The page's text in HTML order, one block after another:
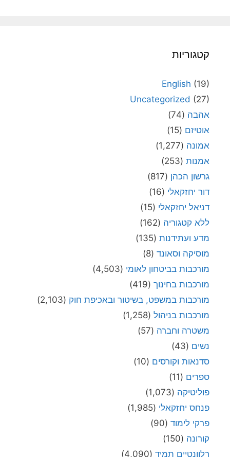
קטגוריות
English (19)
Uncategorized (27)
אהבה (74)
אוטיזם (15)
אמונה (1,277)
אמנות (253)
גרשון הכהן (817)
דור יחזקאלי (16)
דניאל יחזקאלי (15)
ללא קטגוריה (162)
מדע ועתידנות (135)
מוסיקה וסאונד (8)
מורכבות בביטחון לאומי (4,503)
מורכבות בחינוך (419)
מורכבות במשפט, בשיטור ובאכיפת חוק (2,103)
מורכבות בניהול (1,258)
משטרה וחברה (57)
נשים (43)
סדנאות וקורסים (10)
ספרים (11)
פוליטיקה (1,073)
פנחס יחזקאלי (1,985)
פרקי לימוד (90)
קורונה (150)
רלוונטיים תמיד (4,090)